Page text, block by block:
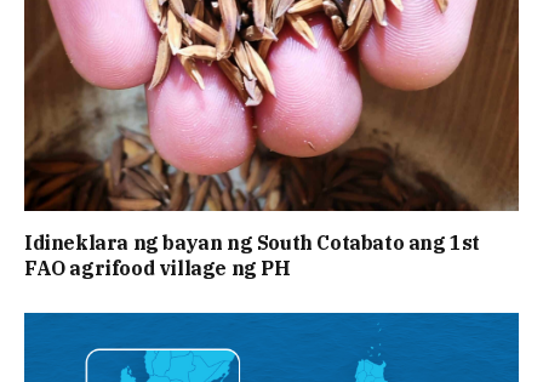
Idineklara ng bayan ng South Cotabato ang 1st
FAO agrifood village ng PH